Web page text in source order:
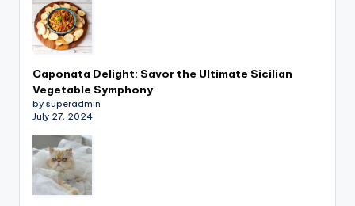
Caponata Delight: Savor the Ultimate Sicilian
Vegetable Symphony
by superadmin
July 27, 2024